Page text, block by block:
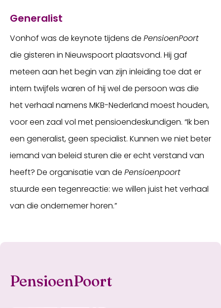
Generalist
Vonhof was de keynote tijdens de PensioenPoort
die gisteren in Nieuwspoort plaatsvond. Hij gaf
meteen aan het begin van zijn inleiding toe dat er
intern twijfels waren of hij wel de persoon was die
het verhaal namens MKB-Nederland moest houden,
voor een zaal vol met pensioendeskundigen. “Ik ben
een generalist, geen specialist. Kunnen we niet beter
iemand van beleid sturen die er echt verstand van
heeft? De organisatie van de Pensioenpoort
stuurde een tegenreactie: we willen juist het verhaal
van die ondernemer horen.”
PensioenPoort